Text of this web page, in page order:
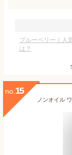
ブルーベリー｜人
は？
no. 15